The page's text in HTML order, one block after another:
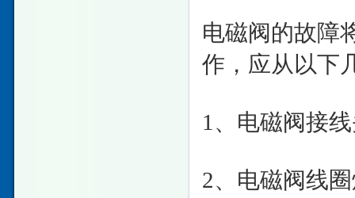
电磁阀的故障
作，应从以下
1、电磁阀接
2、电磁阀线